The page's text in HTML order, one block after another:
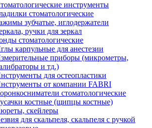
инструменты
стоматологические
зубчатые, иглодержатели
ручки для зеркал
стоматологические
карпульные для анестезии
приборы (микрометры,
и тд.)
для остеопластики
от компании FABRI
стоматологические
костные (щипцы костные)
скейлеры
для скальпеля, скальпеля с ручкой